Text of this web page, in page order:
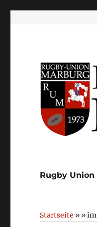
Rugby Union
Startseite » »